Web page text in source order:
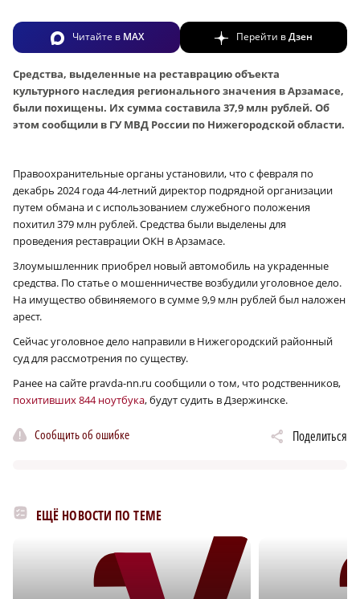
Читайте в MAX Перейти вДзен
Средства, выделенные на реставрацию объекта
культурного наследия регионального значения в Арзамасе,
были похищены. Их сумма составила 37,9 млн рублей. Об
этом сообщили в ГУ МВД России по Нижегородской области.
Правоохранительные органы установили, что с февраля по
декабрь 2024 года 44-летний директор подрядной организации
путем обмана и с использованием служебного положения
похитил 379 млн рублей. Средства были выделены для
проведения реставрации ОКН в Арзамасе.
Злоумышленник приобрел новый автомобиль на украденные
средства. По статье о мошенничестве возбудили уголовное дело.
На имущество обвиняемого в сумме 9,9 млн рублей был наложен
арест.
Сейчас уголовное дело направили в Нижегородский районный
суд для рассмотрения по существу.
Ранее на сайте pravda-nn.ru сообщили о том, что родственников,
похитивших 844 ноутбука, будут судить в Дзержинске.
Сообщить об ошибке Поделиться
ЕЩЁ НОВОСТИ ПО ТЕМЕ